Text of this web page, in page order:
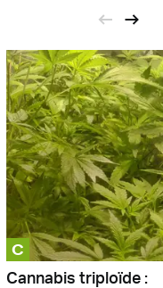
C
Cannabis triploïde :